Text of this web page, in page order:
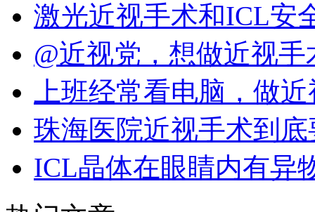
激光近视手术和ICL安
@近视党，想做近视
上班经常看电脑，做
珠海医院近视手术到
ICL晶体在眼睛内有异